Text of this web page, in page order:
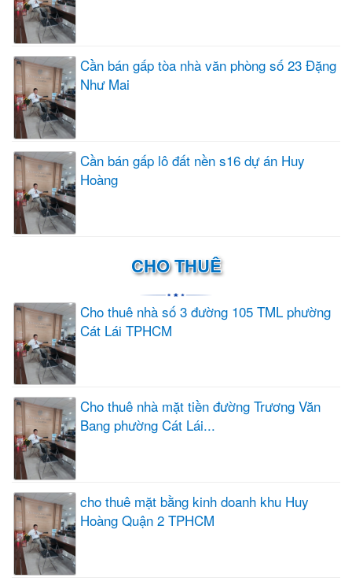
Cần bán gấp tòa nhà văn phòng số 23 Đặng
Như Mai
Cần bán gấp lô đất nền s16 dự án Huy
Hoàng
CHO THUÊ
Cho thuê nhà số 3 đường 105 TML phường
Cát Lái TPHCM
Cho thuê nhà mặt tiền đường Trương Văn
Bang phường Cát Lái...
cho thuê mặt bằng kinh doanh khu Huy
Hoàng Quận 2 TPHCM